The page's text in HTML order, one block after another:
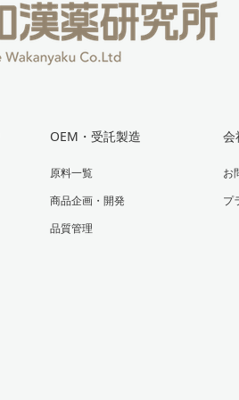
OEM・受託製造
原料一覧
商品企画・開発
品質管理
会
お
プ